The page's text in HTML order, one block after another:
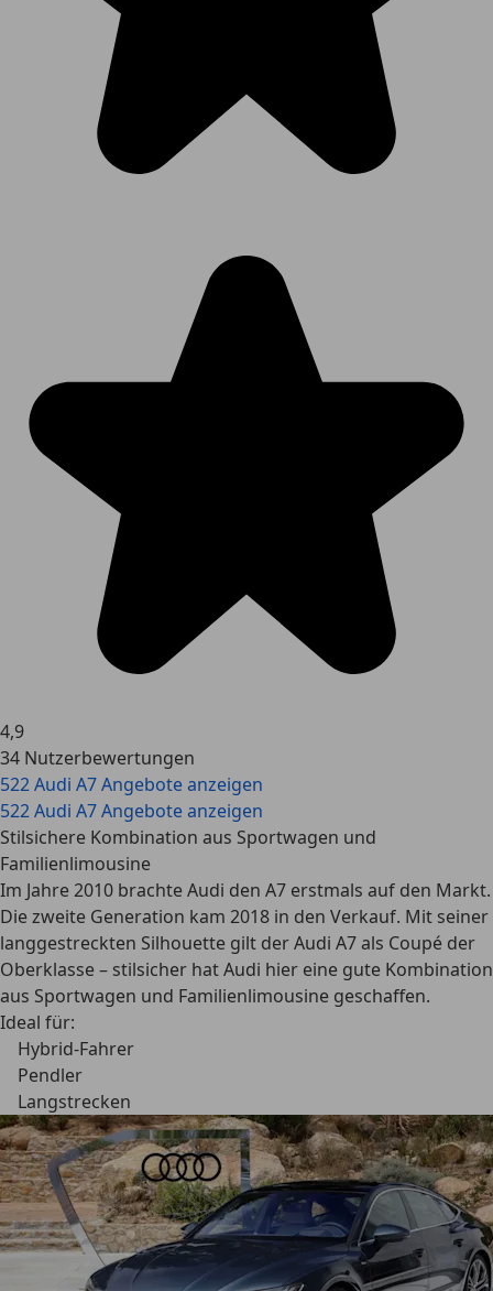
4,9
34 Nutzerbewertungen
522 Audi A7 Angebote anzeigen
522 Audi A7 Angebote anzeigen
Stilsichere Kombination aus Sportwagen und
Familienlimousine
Im Jahre 2010 brachte Audi den A7 erstmals auf den Markt.
Die zweite Generation kam 2018 in den Verkauf. Mit seiner
langgestreckten Silhouette gilt der Audi A7 als Coupé der
Oberklasse – stilsicher hat Audi hier eine gute Kombination
aus Sportwagen und Familienlimousine geschaffen.
Ideal für:
Hybrid-Fahrer
Pendler
Langstrecken